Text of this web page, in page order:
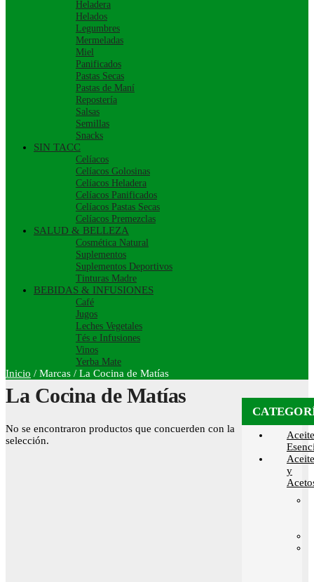
Heladera
Helados
Legumbres
Mermeladas
Miel
Panificados
Pastas Secas
Pastas de Maní
Repostería
Salsas
Semillas
Snacks
SIN TACC
Celíacos
Celíacos Golosinas
Celíacos Heladera
Celíacos Panificados
Celíacos Pastas Secas
Celíacos Premezclas
SALUD & BELLEZA
Cosmética Natural
Suplementos
Suplementos Deportivos
Tinturas Madre
BEBIDAS & INFUSIONES
Café
Jugos
Leches Vegetales
Tés e Infusiones
Vinos
Yerba Mate
Inicio / Marcas / La Cocina de Matías
La Cocina de Matías
No se encontraron productos que concuerden con la
selección.
y